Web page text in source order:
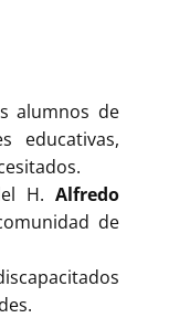
alumnos de
educativas,
H. Alfredo
de